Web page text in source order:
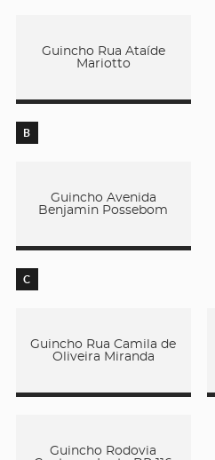
Guincho Rua Ataíde
Mariotto
B
Guincho Avenida
Benjamin Possebom
C
Guincho Rua Camila de
Oliveira Miranda
Guincho Rodovia